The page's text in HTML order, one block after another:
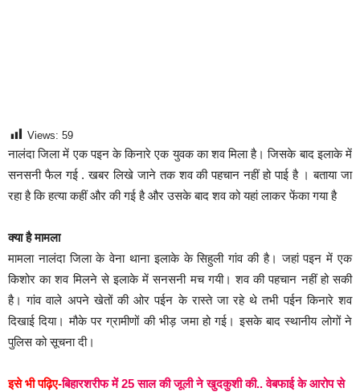
Views: 59
नालंदा जिला में एक पइन के किनारे एक युवक का शव मिला है। जिसके बाद इलाके में
सनसनी फैल गई . खबर लिखे जाने तक शव की पहचान नहीं हो पाई है । बताया जा
रहा है कि हत्या कहीं और की गई है और उसके बाद शव को यहां लाकर फेंका गया है
क्या है मामला
मामला नालंदा जिला के वेना थाना इलाके के सिहुली गांव की है। जहां पइन में एक
किशोर का शव मिलने से इलाके में सनसनी मच गयी। शव की पहचान नहीं हो सकी
है। गांव वाले अपने खेतों की ओर पईन के रास्ते जा रहे थे तभी पईन किनारे शव
दिखाई दिया। मौके पर ग्रामीणों की भीड़ जमा हो गई। इसके बाद स्थानीय लोगों ने
पुलिस को सूचना दी।
इसे भी पढ़िए-बिहारशरीफ में 25 साल की जूली ने खुदकुशी की.. वेबफाई के आरोप से